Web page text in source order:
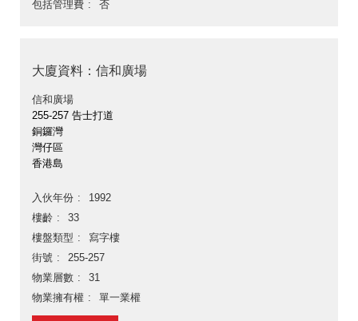
包括管理費
否
大廈資料：信和廣場
信和廣場
255-257 告士打道
銅鑼灣
灣仔區
香港島
入伙年份
1992
樓齡
33
樓盤類型
寫字樓
街號
255-257
物業層數
31
物業擁有權
單一業權